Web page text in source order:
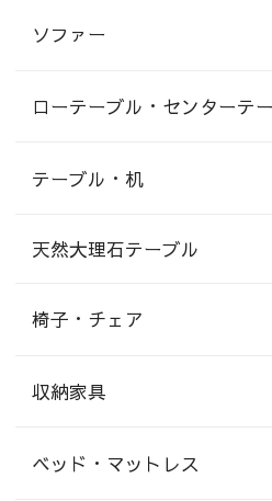
ソファー
ローテーブル・センターテ
テーブル・机
天然大理石テーブル
椅子・チェア
収納家具
ベッド・マットレス